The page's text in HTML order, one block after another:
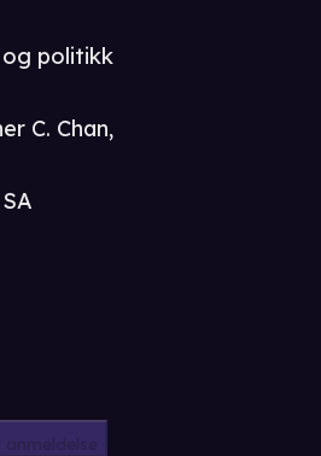
anmeldelse
politikk
C. Chan,